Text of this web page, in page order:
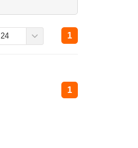
1
24
1